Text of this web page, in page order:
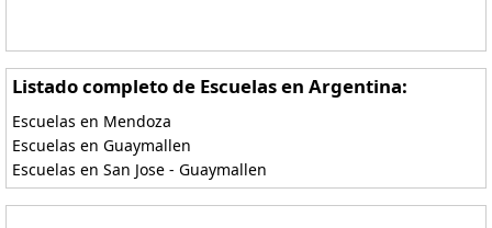
Listado completo de Escuelas en Argentina:
Escuelas en Mendoza
Escuelas en Guaymallen
Escuelas en San Jose - Guaymallen